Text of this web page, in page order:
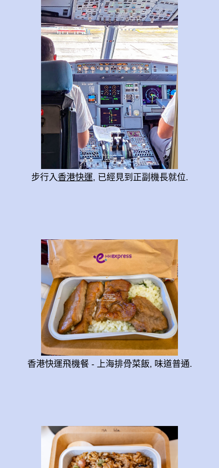
步行入香港快運, 已經見到正副機長就位.
香港快運飛機餐 - 上海排骨菜飯, 味道普通.